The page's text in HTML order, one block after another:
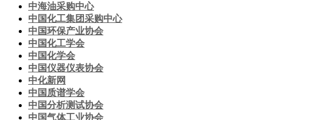
中海油采购中心
中国化工集团采购中心
中国环保产业协会
中国化工学会
中国化学会
中国仪器仪表协会
中化新网
中国质谱学会
中国分析测试协会
中国气体工业协会